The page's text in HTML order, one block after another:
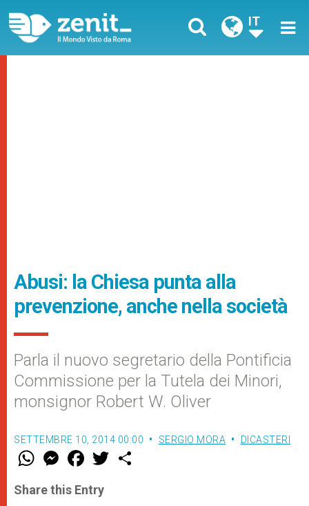
IT
Abusi: la Chiesa punta alla
prevenzione, anche nella società
Parla il nuovo segretario della Pontificia
Commissione per la Tutela dei Minori,
monsignor Robert W. Oliver
SETTEMBRE 10, 2014 00:00 SERGIO MORA DICASTERI
W
t
s
M
e
s
e
F
a
e
b
w
Share this Entry